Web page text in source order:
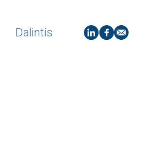
Dalintis